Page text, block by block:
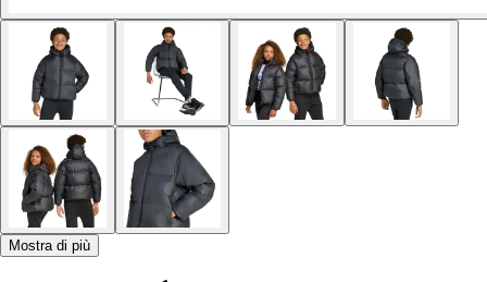
Mostra di più